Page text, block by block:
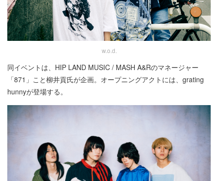
w.o.d.
同イベントは、HIP LAND MUSIC / MASH A&Rのマネージャー
「871」こと柳井貢氏が企画。オープニングアクトには、grating
hunnyが登場する。